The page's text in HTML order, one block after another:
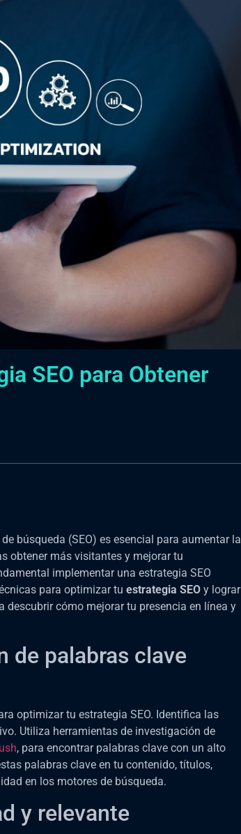
SEO para Obtener
búsqueda (SEO) es esencial para aumentar la
obtener más visitantes y mejorar tu
implementar una estrategia SEO
para optimizar tu estrategia SEO y lograr
descubrir cómo mejorar tu presencia en línea y
de palabras clave
optimizar tu estrategia SEO. Identifica las
Utiliza herramientas de investigación de
, para encontrar palabras clave con un alto
palabras clave en tu contenido, títulos,
en los motores de búsqueda.
y relevante